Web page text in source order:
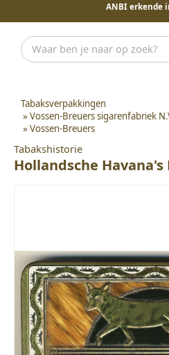
ANBI erkende
Tabaksverpakkingen
» Vossen-Breuers sigarenfabriek
» Vossen-Breuers
Tabakshistorie
Hollandsche Havana's